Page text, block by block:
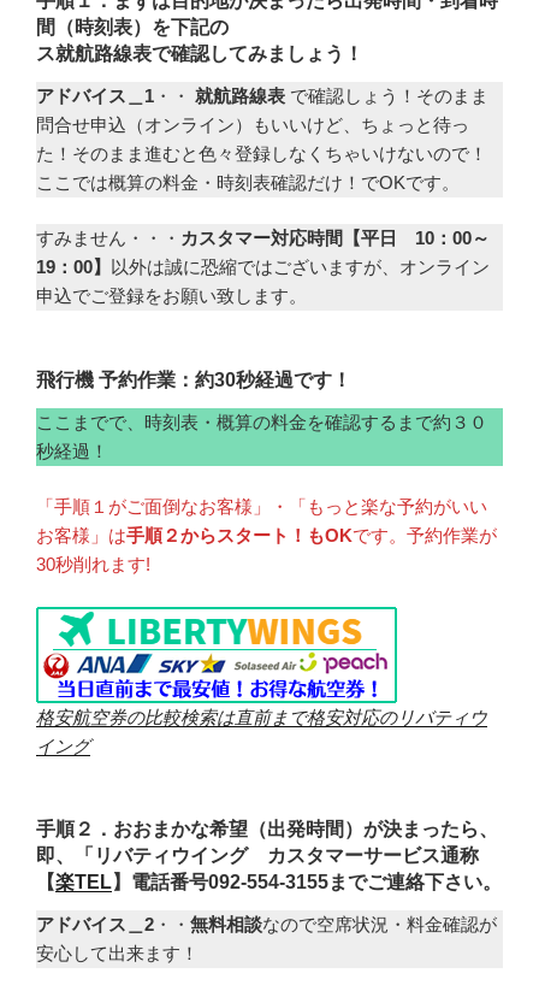
間（時刻表）を下記の
ス就航路線表で確認してみましょう！
アドバイス＿1 ・・ 就航路線表 で確認しょう！そのまま
問合せ申込（オンライン）もいいけど、ちょっと待っ
た！そのまま進むと色々登録しなくちゃいけないので！
ここでは概算の料金・時刻表確認だけ！でOKです。
すみません・・・ カスタマー対応時間【平日 10：00～
19：00】
以外は誠に恐縮ではございますが、オンライン
申込でご登録をお願い致します。
飛行機 予約作業：約30秒経過です！
ここまでで、時刻表・概算の料金を確認するまで約３０
秒経過！
「手順１がご面倒なお客様」・「もっと楽な予約がいい
お客様」は手順２からスタート！もOKです。予約作業が
30秒削れます!
格安航空券の比較検索は直前まで格安対応のリバティウ
イング
手順２．おおまかな希望（出発時間）が決まったら、
即、「リバティウイング カスタマーサービス通称
【楽TEL】電話番号092-554-3155までご連絡下さい。
アドバイス＿2 ・・ 無料相談なので空席状況・料金確認が
安心して出来ます！